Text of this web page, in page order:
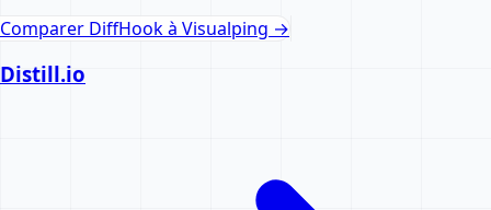
Comparer DiffHook à Visualping →
Distill.io